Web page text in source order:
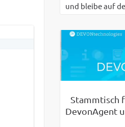
und bleibe auf
Stammtisch
DevonAgent